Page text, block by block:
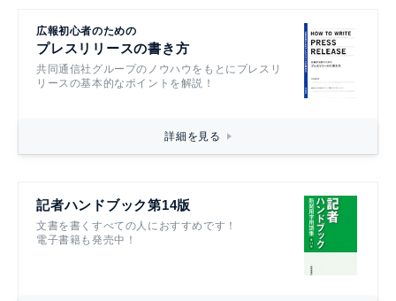
広報初心者のための
プレスリリースの書き方
共同通信社グループのノウハウをもとにプレスリ
リースの基本的なポイントを解説！
詳細を見る
記者ハンドブック第14版
文書を書くすべての人におすすめです！
電子書籍も発売中！